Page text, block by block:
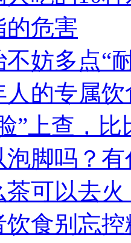
的危害
妨多点“
人的专属饮
”上查，
脚吗？
茶可以去
饮食别忘控